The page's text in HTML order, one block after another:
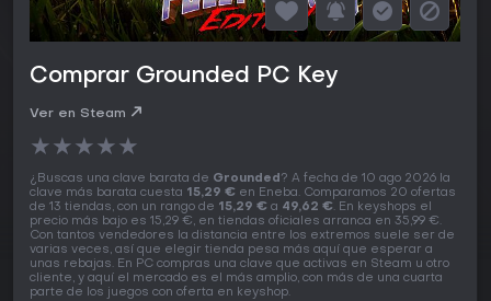
Comprar Grounded PC Key
Ver en Steam
★★★★★
¿Buscas una clave barata de Grounded? A fecha de 10 ago 2026 la
clave más barata cuesta 15,29 € en Eneba. Comparamos 20 ofertas
de 13 tiendas, con un rango de 15,29 € a 49,62 €. En keyshops el
precio más bajo es 15,29 €, en tiendas oficiales arranca en 35,99 €.
Con tantos vendedores la distancia entre los extremos suele ser de
varias veces, así que elegir tienda pesa más aquí que esperar a
unas rebajas. En PC compras una clave que activas en Steam u otro
cliente, y aquí el mercado es el más amplio, con más de una cuarta
parte de los juegos con oferta en keyshop.